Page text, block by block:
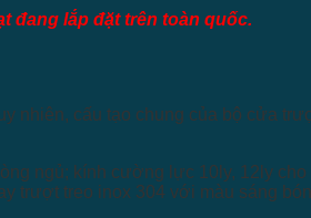
đang lắp đặt trên toàn quốc.
nhiên, cấu tạo chung của bộ cửa
ngủ; kính cường lực 10ly, 12ly cho
trượt treo inox 304 với màu sáng